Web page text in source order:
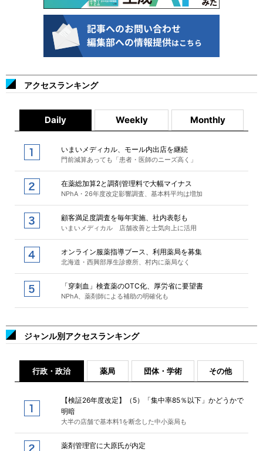
アクセスランキング
Daily Weekly Monthly
いまいメディカル、モール内出店を継続
門前減算あっても「患者・医師のニーズ高く」
在薬総加算2と調剤管理料で大幅マイナス
NPhA・26年度改定影響調査、基本料平均は増加
顧客満足度調査を毎年実施、社内表彰も
いまいメディカル 店舗改善と士気向上に活用
オンライン服薬指導ブース、利用薬局を募集
北海道・西興部厚生診療所、村内に薬局なく
「穿刺血」検査薬のOTC化、厚労省に要望書
NPhA、薬剤師による補助の明確化も
ジャンル別アクセスランキング
行政・政治 薬局 団体・学術 その他
【検証26年度改定】（5）「集中率85％以下」かどうかで
明暗
大半の店舗で基本料1を断念した中小薬局も
薬剤管理官に大原氏が内定